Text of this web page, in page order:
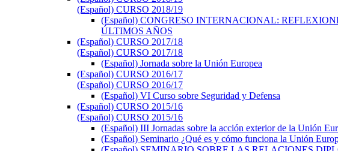
(Español) CURSO 2018/19
(Español) CONGRESO INTERNACIONAL:
ÚLTIMOS AÑOS
(Español) CURSO 2017/18
(Español) CURSO 2017/18
(Español) Jornada sobre la Unión Europea
(Español) CURSO 2016/17
(Español) CURSO 2016/17
(Español) VI Curso sobre Seguridad y Defensa
(Español) CURSO 2015/16
(Español) CURSO 2015/16
(Español) III Jornadas sobre la acción exterior de la Unión
(Español) Seminario ¿Qué es y cómo funciona la Unión